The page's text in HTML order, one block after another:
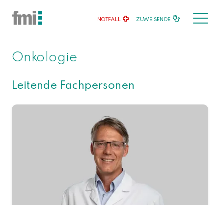
NOTFALL ZUWEISENDE
Onkologie
Leitende Fachpersonen